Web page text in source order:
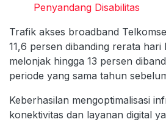
Penyandang Disabilitas
Trafik akses broadband
11,6 persen dibanding rerata hari
melonjak hingga 13 persen
periode yang sama tahun
Keberhasilan mengoptimalisasi
konektivitas dan layanan digital